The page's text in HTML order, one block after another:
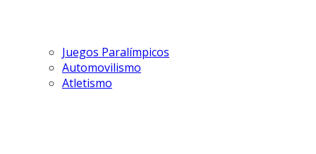
Juegos Paralímpicos
Automovilismo
Atletismo